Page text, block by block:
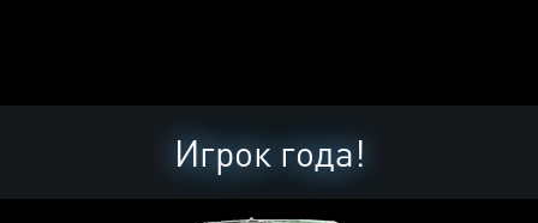
Игрок года!